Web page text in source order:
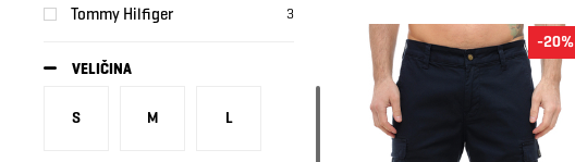
Tommy Hilfiger 3
VELIČINA
S M L
-20%